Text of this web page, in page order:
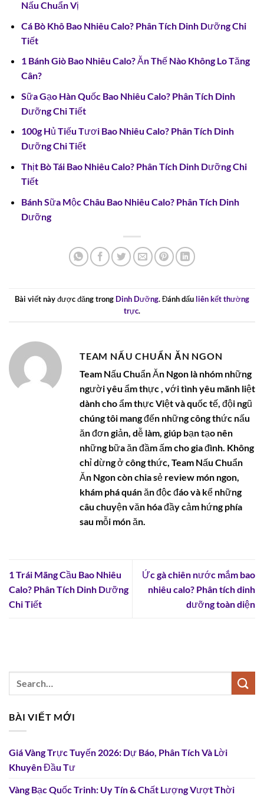
Nấu Chuẩn Vị
Cá Bò Khô Bao Nhiêu Calo? Phân Tích Dinh Dưỡng Chi
Tiết
1 Bánh Giò Bao Nhiêu Calo? Ăn Thế Nào Không Lo Tăng
Cân?
Sữa Gạo Hàn Quốc Bao Nhiêu Calo? Phân Tích Dinh
Dưỡng Chi Tiết
100g Hủ Tiếu Tươi Bao Nhiêu Calo? Phân Tích Dinh
Dưỡng Chi Tiết
Thịt Bò Tái Bao Nhiêu Calo? Phân Tích Dinh Dưỡng Chi
Tiết
Bánh Sữa Mộc Châu Bao Nhiêu Calo? Phân Tích Dinh
Dưỡng
Bài viết này được đăng trong Dinh Dưỡng. Đánh dấu liên kết thường
trực.
TEAM NẤU CHUẨN ĂN NGON
Team Nấu Chuẩn Ăn Ngon là nhóm những
người yêu ẩm thực , với tình yêu mãnh liệt
dành cho ẩm thực Việt và quốc tế, đội ngũ
chúng tôi mang đến những công thức nấu
ăn đơn giản, dễ làm, giúp bạn tạo nên
những bữa ăn đầm ấm cho gia đình. Không
chỉ dừng ở công thức, Team Nấu Chuẩn
Ăn Ngon còn chia sẻ review món ngon,
khám phá quán ăn độc đáo và kể những
câu chuyện văn hóa đầy cảm hứng phía
sau mỗi món ăn.
1 Trái Mãng Cầu Bao Nhiêu
Calo? Phân Tích Dinh Dưỡng
Chi Tiết
Ức gà chiên nước mắm bao
nhiêu calo? Phân tích dinh
dưỡng toàn diện
BÀI VIẾT MỚI
Giá Vàng Trực Tuyến 2026: Dự Báo, Phân Tích Và Lời
Khuyên Đầu Tư
Vàng Bạc Quốc Trinh: Uy Tín & Chất Lượng Vượt Thời